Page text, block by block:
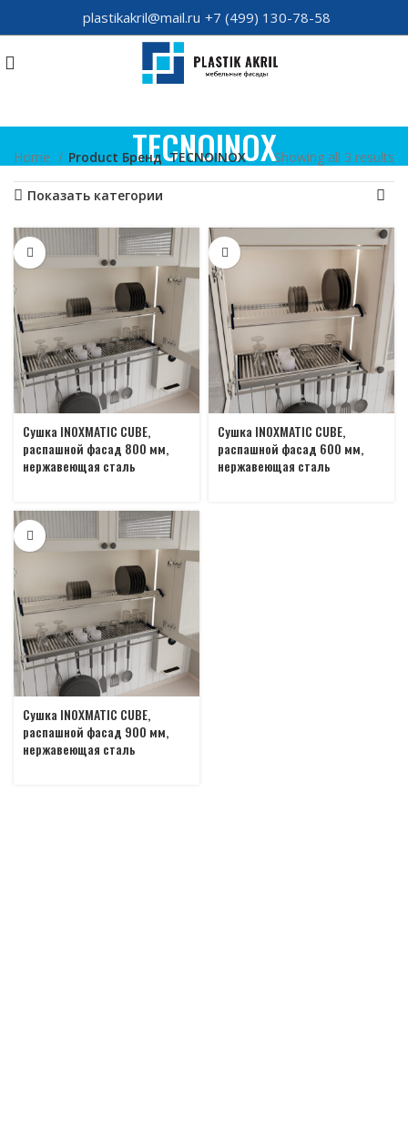
plastikakril@mail.ru +7 (499) 130-78-58
TECNOINOX
Home Product Бренд TECNOINOX Showing all 3 results
Показать категории
Сушка INOXMATIC CUBE,
распашной фасад 800 мм,
нержавеющая сталь
Сушка INOXMATIC CUBE,
распашной фасад 600 мм,
нержавеющая сталь
Сушка INOXMATIC CUBE,
распашной фасад 900 мм,
нержавеющая сталь